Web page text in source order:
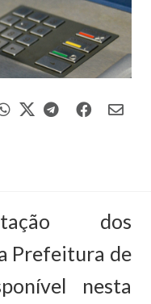
dos
Prefeitura de
nesta